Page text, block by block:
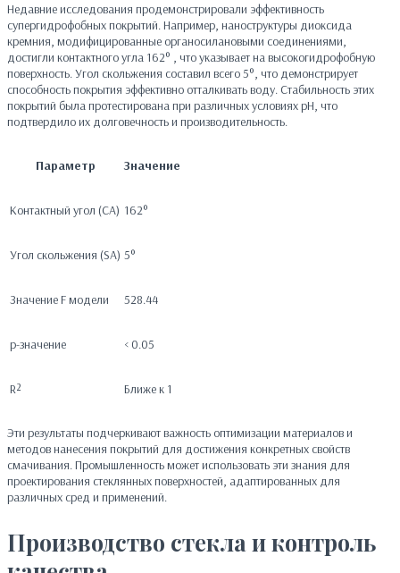
Недавние исследования продемонстрировали эффективность
супергидрофобных покрытий. Например, наноструктуры диоксида
кремния, модифицированные органосилановыми соединениями,
достигли контактного угла 162° , что указывает на высокогидрофобную
поверхность. Угол скольжения составил всего 5°, что демонстрирует
способность покрытия эффективно отталкивать воду. Стабильность этих
покрытий была протестирована при различных условиях pH, что
подтвердило их долговечность и производительность.
Параметр Значение
Контактный угол (CA) 162°
Угол скольжения (SA) 5°
Значение F модели 528.44
p-значение < 0.05
R² Ближе к 1
Эти результаты подчеркивают важность оптимизации материалов и
методов нанесения покрытий для достижения конкретных свойств
смачивания. Промышленность может использовать эти знания для
проектирования стеклянных поверхностей, адаптированных для
различных сред и применений.
Производство стекла и контроль